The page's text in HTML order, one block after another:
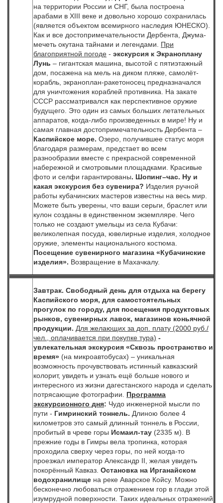
на территории России и СНГ, была построена
арабами в XIII веке и довольно хорошо сохранилась
(является объектом всемирного наследия ЮНЕСКО).
Как и все достопримечательности Дербента, Джума-
мечеть окутана тайнами и легендами. При
благоприятной погоде - экскурсия к Экраноплану
Лунь – гигантская машина, высотой с пятиэтажный
дом, посажена на мель на диком пляже, самолёт-
корабль, экраноплан-ракетоносец предназначался
для уничтожения кораблей противника. На закате
СССР рассматривался как перспективное оружие
будущего. Это один из самых больших летательных
аппаратов, когда-либо произведенных в мире! Ну и
самая главная достопримечательность Дербента –
Каспийское море. Озеро, получившее статус моря
благодаря размерам, предстает во всем
разнообразии вместе с прекрасной современной
набережной и смотровыми площадками. Красивые
фото и селфи гарантированы. Шопинг–час. Ну и
какая экскурсия без сувенира? Изделия ручной
работы кубачинских мастеров известны на весь мир.
Можете быть уверены, что ваши серьги, браслет или
кулон созданы в единственном экземпляре. Чего
только не создают умельцы из села Кубачи:
великолепная посуда, ювелирные изделия, холодное
оружие, элементы национального костюма.
Посещение сувенирного магазина «Кубачинские
изделия». Возвращение в Махачкалу.
Завтрак. Свободный день для отдыха на берегу
Каспийского моря, для самостоятельных
прогулок по городу, для посещения продуктовых
рынков, сувенирных лавок, магазинов коньячной
продукции. Для желающих за доп. плату (2000 руб./
чел., оплачивается при покупке тура) -
увлекательная экскурсия «Сквозь пространство и
время» (на микроавтобусах) – уникальная
возможность прочувствовать истинный кавказский
колорит, увидеть и узнать ещё больше нового и
интересного из жизни дагестанского народа и сделать
потрясающие фотографии. Программа
экскурсионного дня: Чудо инженерной мысли по
пути - Гимринский тоннель. Длиною более 4
километров это самый длинный тоннель в России,
пробитый в чреве горы Исмаил-тау (2335 м). В
прежние годы в Гимры вела тропинка, которая
проходила сверху через горы, по ней когда-то
проезжал император Александр II, желая увидеть
покорённый Кавказ. Остановка на Ирганайском
водохранилище на реке Аварское Койсу. Можно
бесконечно любоваться отражением гор в глади этой
изумрудной поверхности. Таких идеальных отражений